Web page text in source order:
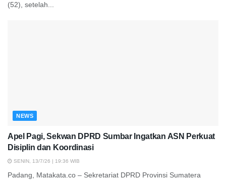
(52), setelah...
NEWS
Apel Pagi, Sekwan DPRD Sumbar Ingatkan ASN Perkuat
Disiplin dan Koordinasi
SENIN, 13/7/26 | 19:36 WIB
Padang, Matakata.co – Sekretariat DPRD Provinsi Sumatera